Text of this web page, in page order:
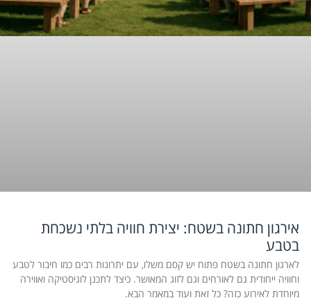
אירגון חתונה בשטח: יצירת חוויה בלתי נשכחת
בטבע
לארגון חתונה בשטח פתוח יש קסם משלו, עם יתרונות רבים כמו חיבור לטבע
וחוויה ייחודית גם לאורחים וגם לזוג המאושר. כיצד לתכנן לוגיסטיקה ואווירה
מיוחדת לאירוע כזה? כל זאת ועוד במאמר הבא.